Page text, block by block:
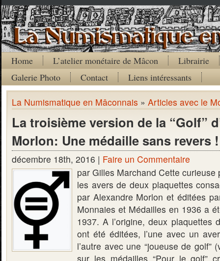
Home L’atelier monétaire de Mâcon
Librairie
Galerie Photo
Contact Liens intéressants
La Numismatique en Mâconnais » Articles avec le
La troisième version de la “Golf”
Morlon: Une médaille sans revers !
décembre 18th, 2016 | Faire un Commentaire
par Gilles Marchand Cette curieuse
les avers de deux plaquettes
par Alexandre Morlon et éditées
Monnaies et Médailles en 1936 a
1937. A l’origine, deux plaquettes
ont été éditées, l’une avec un
l’autre avec une “joueuse de golf”
sur les médailles “Pour le golf”